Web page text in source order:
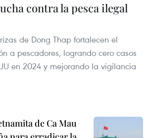
contra la pesca ilegal
de Dong Thap fortalecen el
a pescadores, logrando cero casos
en 2024 y mejorando la vigilancia
de Ca Mau